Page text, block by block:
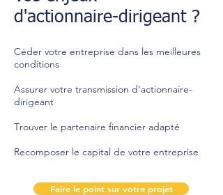
d'actionnaire-dirigeant ?
Céder votre entreprise dans les meilleures
conditions
Assurer votre transmission d'actionnaire-
dirigeant
Trouver le partenaire financier adapté
Recomposer le capital de votre entreprise
Faire le point sur votre projet